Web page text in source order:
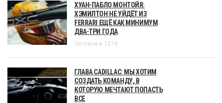
ХУАН-ПАБЛО МОНТОЙЯ:
ХЭМИЛТОН НЕ УЙДЁТ ИЗ
FERRARI ЕЩЁ КАК МИНИМУМ
ДВА-ТРИ ГОДА
Сегодня в 12:18
ГЛАВА CADILLAC: МЫ ХОТИМ
СОЗДАТЬ КОМАНДУ, В
КОТОРУЮ МЕЧТАЮТ ПОПАСТЬ
ВСЕ